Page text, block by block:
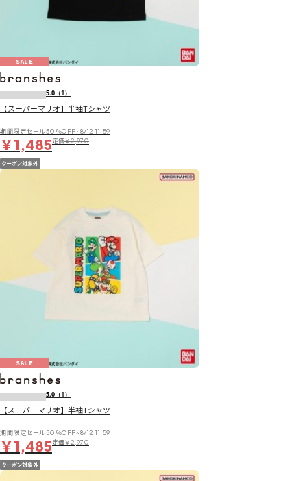
SALE
5.0 （1）
【スーパーマリオ】半袖Tシャツ
期間限定セール50％OFF~8/12 11:59
￥1,485定価￥2,970
SALE
5.0 （1）
【スーパーマリオ】半袖Tシャツ
期間限定セール50％OFF~8/12 11:59
￥1,485定価￥2,970